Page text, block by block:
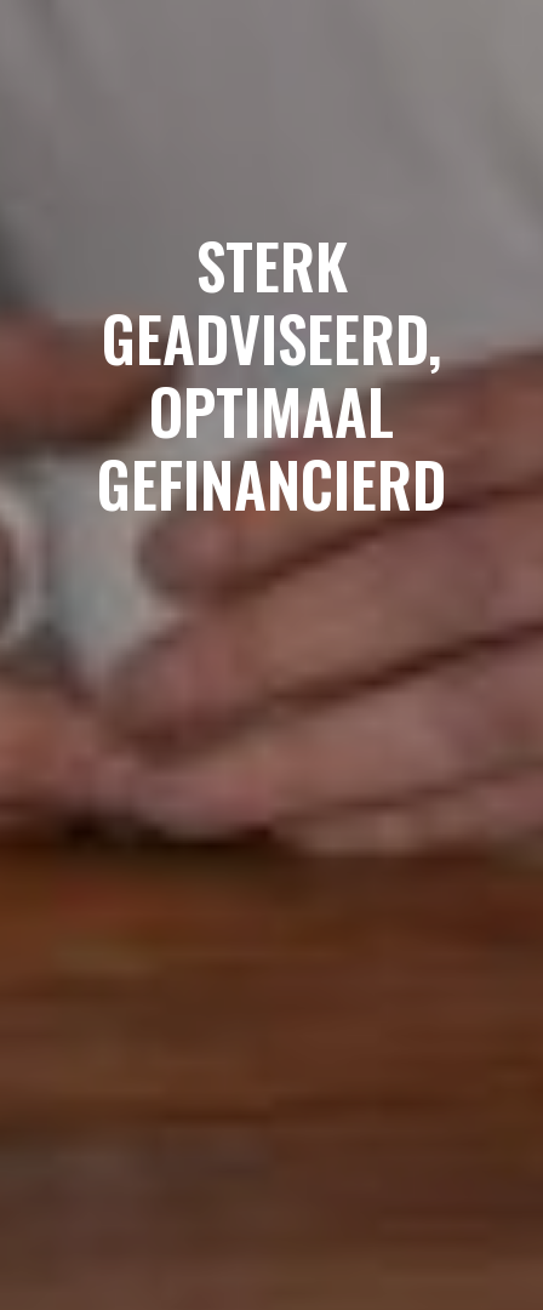
STERK
GEADVISEERD,
OPTIMAAL
GEFINANCIERD